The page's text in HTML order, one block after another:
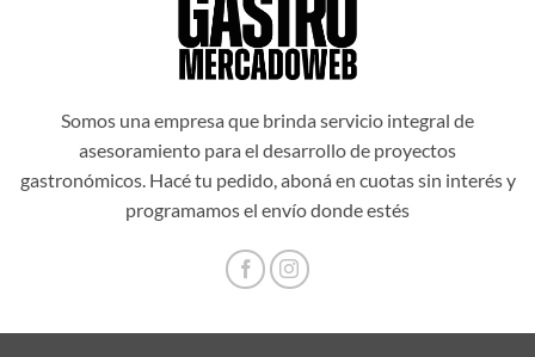
Somos una empresa que brinda servicio integral de
asesoramiento para el desarrollo de proyectos
gastronómicos. Hacé tu pedido, aboná en cuotas sin interés y
programamos el envío donde estés